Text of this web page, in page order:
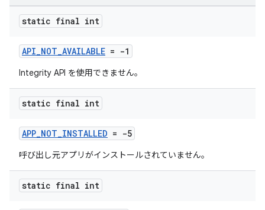
static final int
API_NOT_AVAILABLE = -1
Integrity API を使用できません。
static final int
APP_NOT_INSTALLED = -5
呼び出し元アプリがインストールされていません。
static final int